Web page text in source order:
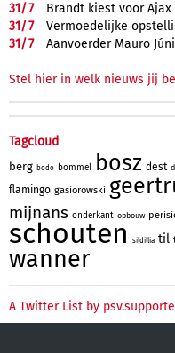
31/7
Brandt kiest voor
31/7
Vermoedelijke
31/7 Aanvoerder Mauro
Stel hier in welk nieuws jij
Tagcloud
berg bodo bommel bosz dest
flamingo gasiorowski
mijnans onderkant opbouw
schouten sildillia til
wanner
A Twitter List by